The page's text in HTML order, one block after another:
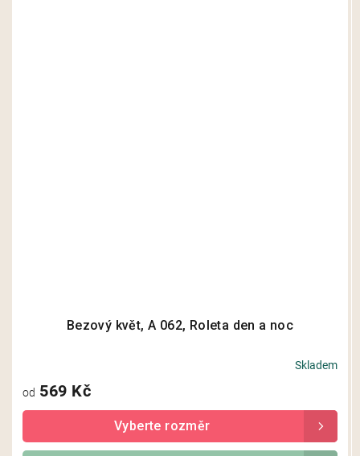
Bezový květ, A 062, Roleta den a noc
Skladem
od 569 Kč